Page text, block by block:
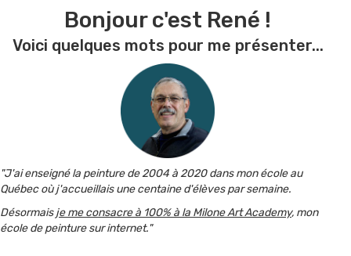
Bonjour c'est René !
Voici quelques mots pour me présenter...
"J'ai enseigné la peinture de 2004 à 2020 dans mon école au
Québec où j'accueillais une centaine d'élèves par semaine.
Désormaisje me consacre à 100% à la Milone Art Academy, mon
école de peinture sur internet."